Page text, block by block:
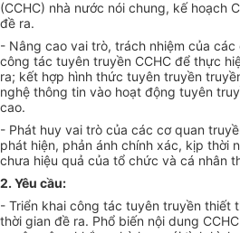
(CCHC) nhà nước nói chung, kế hoạch
đề ra.
- Nâng cao vai trò, trách nhiệm của
công tác tuyên truyền CCHC để thực
ra; kết hợp hình thức tuyên truyền
nghệ thông tin vào hoạt động tuyên
cao.
- Phát huy vai trò của các cơ quan
phát hiện, phản ánh chính xác, kịp thời
chưa hiệu quả của tổ chức và cá nhân
2. Yêu cầu:
- Triển khai công tác tuyên truyền thiết
thời gian đề ra. Phổ biến nội dung